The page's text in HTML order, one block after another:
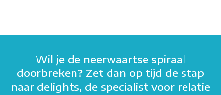
Wil je de neerwaartse spiraal
doorbreken? Zet dan op tijd de stap
naar delights, de specialist voor relatie